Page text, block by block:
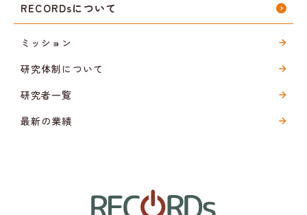
RECORDsについて
ミッション
研究体制について
研究者一覧
最新の業績